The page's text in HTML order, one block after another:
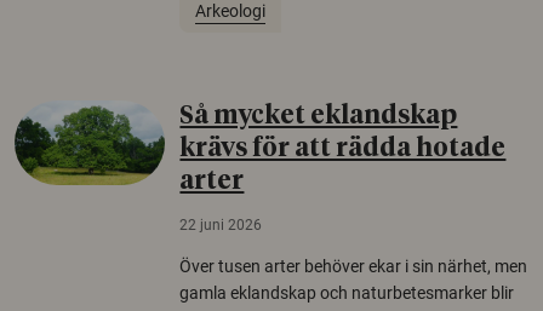
Arkeologi
Så mycket eklandskap
krävs för att rädda hotade
arter
22 juni 2026
Över tusen arter behöver ekar i sin närhet, men
gamla eklandskap och naturbetesmarker blir